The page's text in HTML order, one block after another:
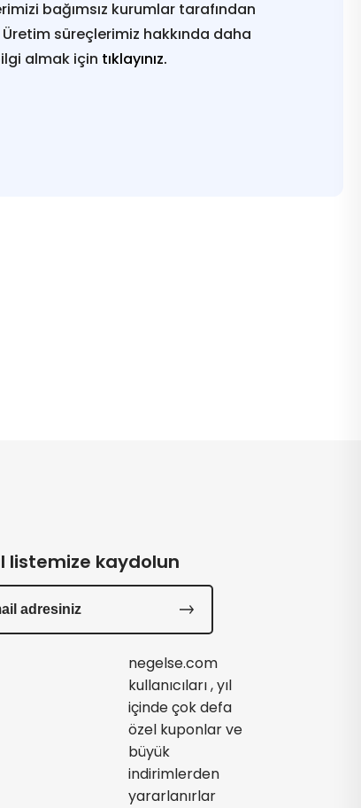
bağımsız kurumlar tarafından
süreçlerimiz hakkında daha
almak için tıklayınız.
listemize kaydolun
negelse.com
kullanıcıları , yıl
içinde çok defa
özel kuponlar ve
büyük
indirimlerden
yararlanırlar